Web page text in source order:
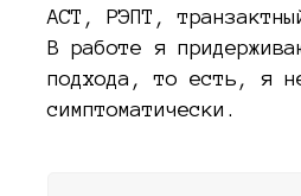
АСТ, РЭПТ,
В работе я
подхода, то есть, я
симптоматически.